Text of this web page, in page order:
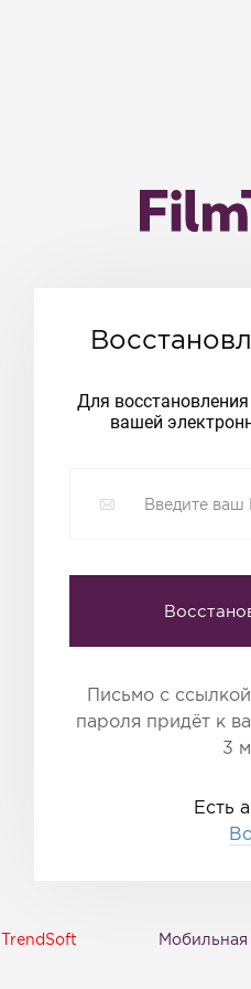
Для
вашей
Письмо с
пароля придёт к
3
Есть
TrendSoft Мобильная